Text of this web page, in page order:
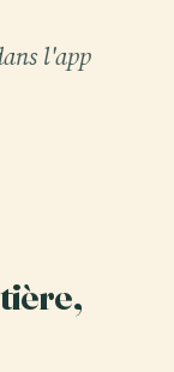
l'app